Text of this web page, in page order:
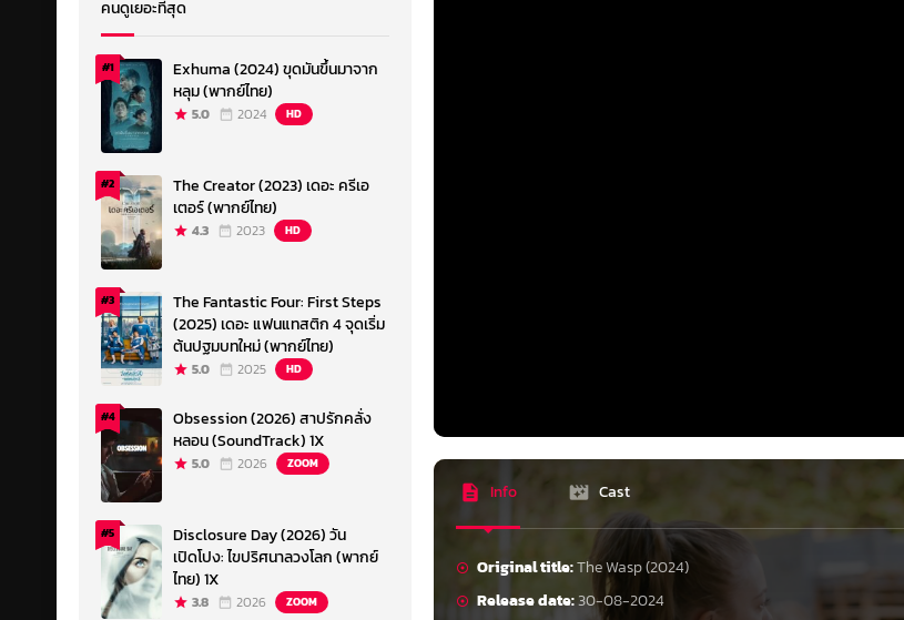
Info Cast
Original title:The Wasp (2024)
Release date:30-08-2024
คนดูเยอะที่สุด
#1
Exhuma (2024) ขุดมันขึ้นมาจาก
หลุม (พากย์ไทย)
5.0 2024 HD
#2
The Creator (2023) เดอะ ครีเอ
เตอร์ (พากย์ไทย)
4.3 2023 HD
#3
The Fantastic Four: First Steps
(2025) เดอะ แฟนแทสติก 4 จุดเริ่ม
ต้นปฐมบทใหม่ (พากย์ไทย)
5.0 2025 HD
#4
Obsession (2026) สาปรักคลั่ง
หลอน (SoundTrack) 1X
5.0 2026 ZOOM
#5
Disclosure Day (2026) วัน
เปิดโปง: ไขปริศนาลวงโลก (พากย์
ไทย) 1X
3.8 2026 ZOOM